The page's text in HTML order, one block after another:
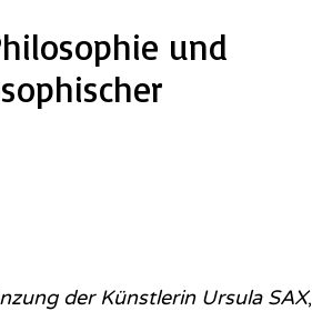
und
der Künstlerin Ursula SAX,